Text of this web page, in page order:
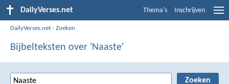
DailyVerses.net Thema's Inschrijven
DailyVerses.net ›Zoeken
Bijbelteksten over 'Naaste'